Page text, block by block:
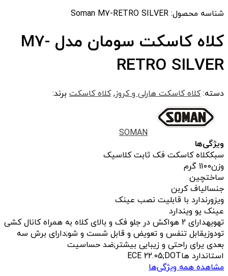
شناسه محصول: Soman M7-RETRO SILVER
کلاه کاسکت سومان مدل M7-
RETRO SILVER
دسته:کلاه کاسکت هارلی و کروز,کلاه کاسکت برند:
SOMAN
ویژگی‌ها
سبککلاه کاسکت فک ثابت کلاسیک
وزن1100 گرم
ساختچین
جنسالیاف کربن
ویزورندارد با قابلیت نصب عینک
عینک یو ویندارد
تهویهدارای 2 هواکش در جلو فک و بالای کلاه به همراه کانال کشی
تودوزیقابل تنفس و تعویض و قابل شست و شو;دارای برش سه
بعدی یرای راحتی و زیبایی بیشتر;ضد حساسیت
استاندارد هاECE 22.05;DOT
مشاهده همه ویژگی‌ها